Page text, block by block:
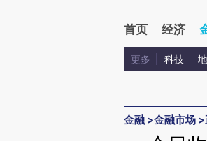
首页 经济
更多 科技
金融 >金融市场 >